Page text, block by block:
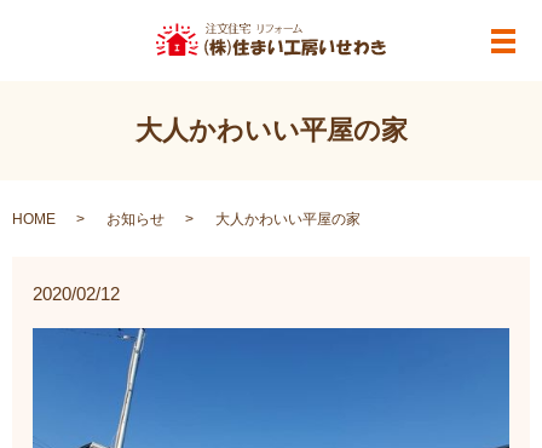
メ
大人かわいい平屋の家
HOME お知らせ 大人かわいい平屋の家
2020/02/12